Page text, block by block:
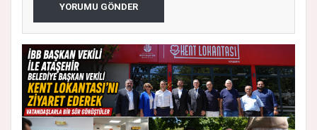
YORUMU GÖNDER